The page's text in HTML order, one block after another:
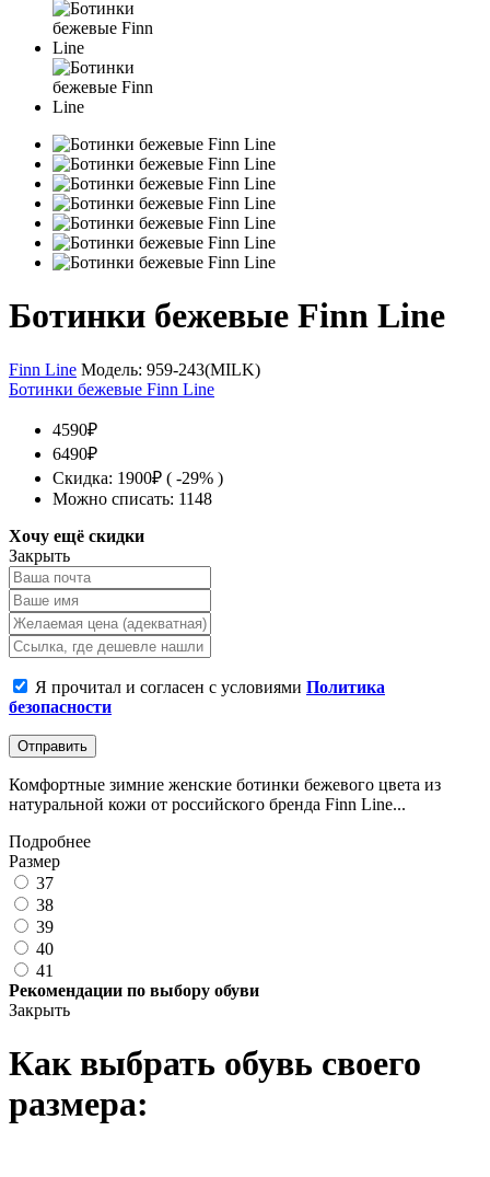
Ботинки бежевые Finn Line
Finn Line Модель: 959-243(MILK)
Ботинки бежевые Finn Line
4590₽
6490₽
Скидка: 1900₽ ( -29% )
Можно списать: 1148
Хочу ещё скидки
Закрыть
Я прочитал и согласен с условиями Политика
безопасности
Отправить
Комфортные зимние женские ботинки бежевого цвета из
натуральной кожи от российского бренда Finn Line...
Подробнее
Размер
37
38
39
40
41
Рекомендации по выбору обуви
Закрыть
Как выбрать обувь своего
размера: